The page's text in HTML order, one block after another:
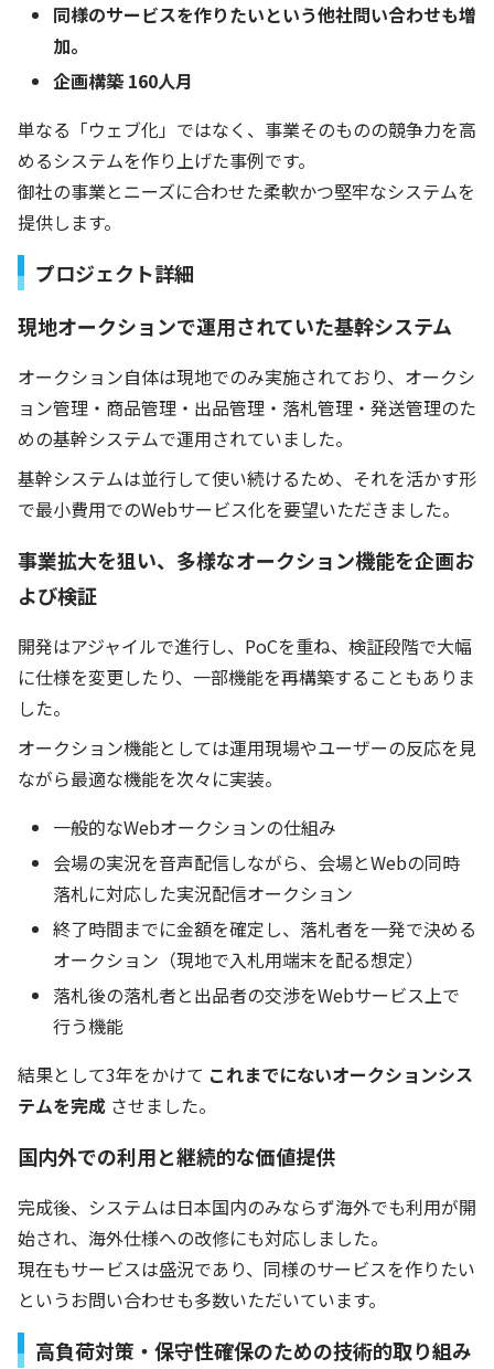
同様のサービスを作りたいという他社問い合わせも増
加。
企画構築 160人月
単なる「ウェブ化」ではなく、事業そのものの競争力を高
めるシステムを作り上げた事例です。
御社の事業とニーズに合わせた柔軟かつ堅牢なシステムを
提供します。
プロジェクト詳細
現地オークションで運用されていた基幹システム
オークション自体は現地でのみ実施されており、オークシ
ョン管理・商品管理・出品管理・落札管理・発送管理のた
めの基幹システムで運用されていました。
基幹システムは並行して使い続けるため、それを活かす形
で最小費用でのWebサービス化を要望いただきました。
事業拡大を狙い、多様なオークション機能を企画お
よび検証
開発はアジャイルで進行し、PoCを重ね、検証段階で大幅
に仕様を変更したり、一部機能を再構築することもありま
した。
オークション機能としては運用現場やユーザーの反応を見
ながら最適な機能を次々に実装。
一般的なWebオークションの仕組み
会場の実況を音声配信しながら、会場とWebの同時
落札に対応した実況配信オークション
終了時間までに金額を確定し、落札者を一発で決める
オークション（現地で入札用端末を配る想定）
落札後の落札者と出品者の交渉をWebサービス上で
行う機能
結果として3年をかけて これまでにないオークションシス
テムを完成 させました。
国内外での利用と継続的な価値提供
完成後、システムは日本国内のみならず海外でも利用が開
始され、海外仕様への改修にも対応しました。
現在もサービスは盛況であり、同様のサービスを作りたい
というお問い合わせも多数いただいています。
高負荷対策・保守性確保のための技術的取り組み